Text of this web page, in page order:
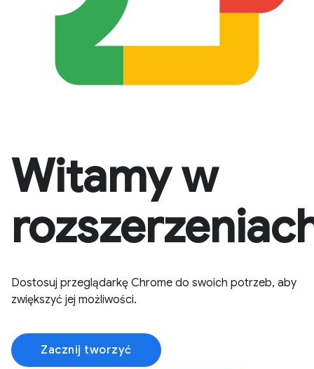
Witamy w
Dostosuj przeglądarkę Chrome do swoich potrzeb, aby
zwiększyć jej możliwości.
Zacznij tworzyć